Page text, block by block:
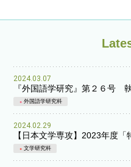
2024.03.07
『外国語学研究』第２６号
外国語学研究科
2024.02.29
【日本文学専攻】2023年度
文学研究科